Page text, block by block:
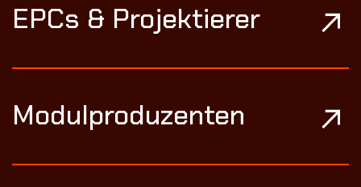
EPCs & Projektierer
Modulproduzenten